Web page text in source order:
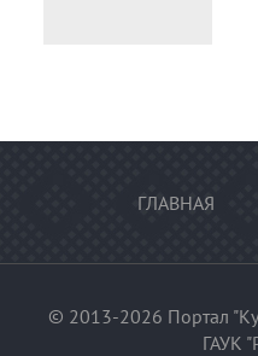
ГЛАВНАЯ
© 2013-2026 Портал
ГАУК